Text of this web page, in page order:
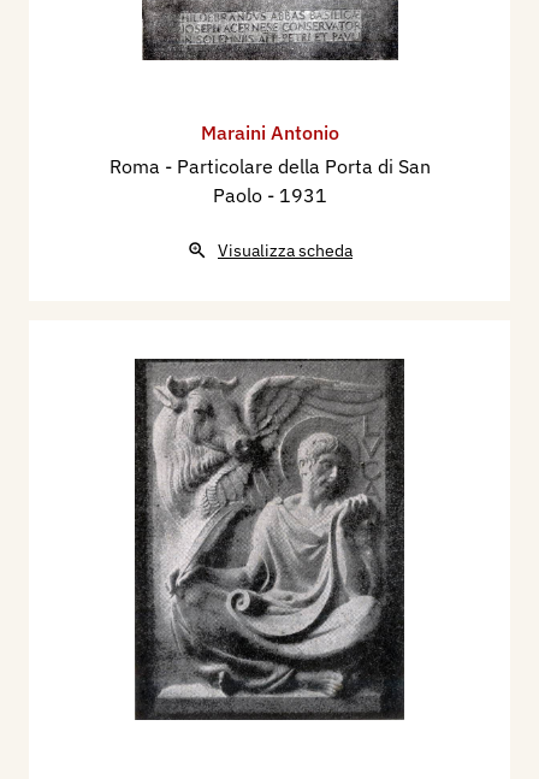
Maraini Antonio
Roma - ​Particolare della Porta di San
Paolo - 1931
Visualizza scheda